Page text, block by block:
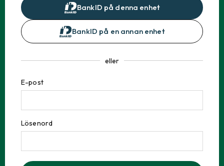
BankID på denna enhet
BankID på en annan enhet
eller
E-post
Lösenord